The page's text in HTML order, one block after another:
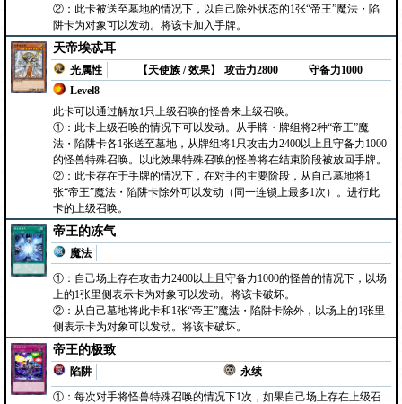
②：此卡被送至墓地的情况下，以自己除外状态的1张“帝王”魔法・陷
阱卡为对象可以发动。将该卡加入手牌。
天帝埃忒耳
光属性
【天使族 / 效果】
Level8
攻击力2800 守备力1000
此卡可以通过解放1只上级召唤的怪兽来上级召唤。
①：此卡上级召唤的情况下可以发动。从手牌・牌组将2种“帝王”魔
法・陷阱卡各1张送至墓地，从牌组将1只攻击力2400以上且守备力1000
的怪兽特殊召唤。以此效果特殊召唤的怪兽将在结束阶段被放回手牌。
②：此卡存在于手牌的情况下，在对手的主要阶段，从自己墓地将1
张“帝王”魔法・陷阱卡除外可以发动（同一连锁上最多1次）。进行此
卡的上级召唤。
帝王的冻气
魔法
①：自己场上存在攻击力2400以上且守备力1000的怪兽的情况下，以场
上的1张里侧表示卡为对象可以发动。将该卡破坏。
②：从自己墓地将此卡和1张“帝王”魔法・陷阱卡除外，以场上的1张里
侧表示卡为对象可以发动。将该卡破坏。
帝王的极致
陷阱
永续
①：每次对手将怪兽特殊召唤的情况下1次，如果自己场上存在上级召